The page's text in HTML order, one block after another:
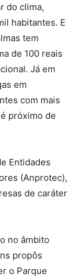
do clima,
habitantes. E
tem
de 100 reais
Já em
em
com mais
próximo de
Entidades
(Anprotec),
de caráter
no âmbito
propôs
o Parque